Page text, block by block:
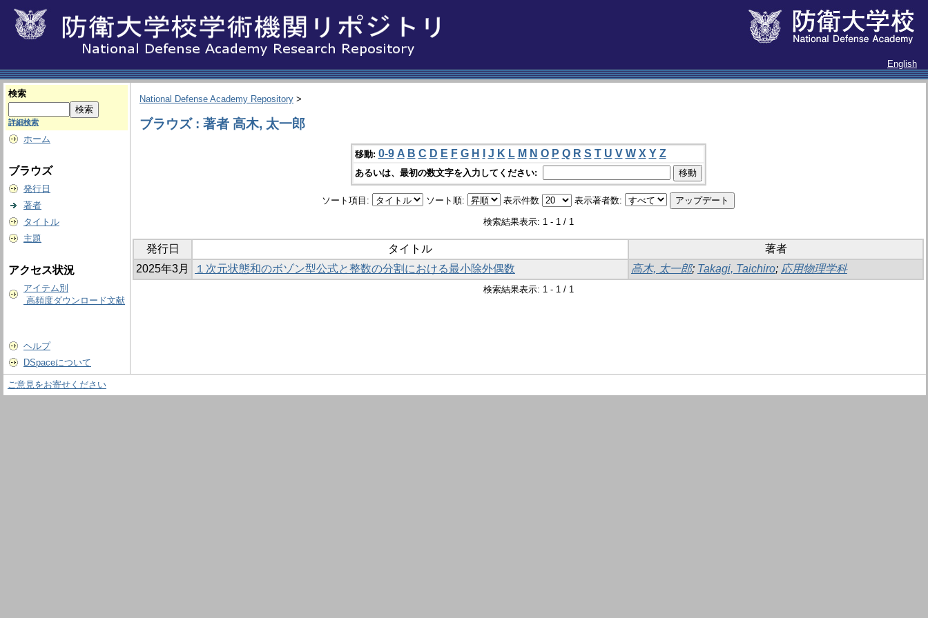
English
検索
詳細検索
ホーム
ブラウズ
発行日
著者
タイトル
主題
アクセス状況
アイテム別
高頻度ダウンロード文献
ヘルプ
DSpaceについて
National Defense Academy Repository >
ブラウズ : 著者 高木, 太一郎
移動: 0-9 A B C D E F G H J K L M N O P Q R S T U V W X Y Z
あるいは、最初の数文字を入力してください:
ソート項目: ソート順: 表示件数 表示著者数:
検索結果表示: 1 - 1 / 1
発行日 タイトル
著者
2025年3月
１次元状態和のボゾン型公式と整数の分割における最小除外偶数 高木, 太一郎; Takagi, Taichiro; 応用物理学科
検索結果表示: 1 - 1 / 1
ご意見をお寄せください